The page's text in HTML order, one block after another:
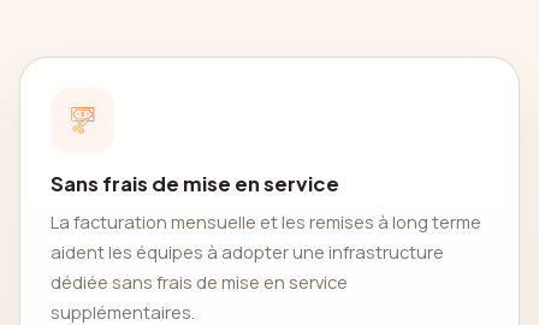
Sans frais de mise en service
La facturation mensuelle et les remises à long terme
aident les équipes à adopter une infrastructure
dédiée sans frais de mise en service
supplémentaires.